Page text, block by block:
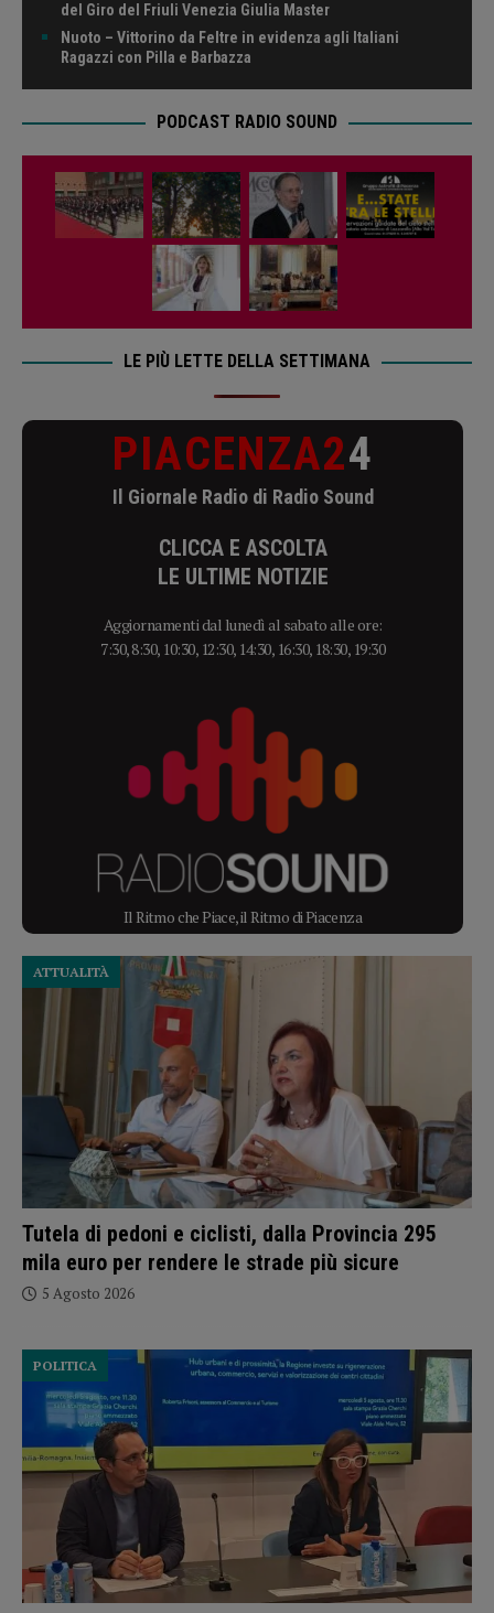
del Giro del Friuli Venezia Giulia Master
Nuoto – Vittorino da Feltre in evidenza agli Italiani
Ragazzi con Pilla e Barbazza
PODCAST RADIO SOUND
LE PIÙ LETTE DELLA SETTIMANA
PIACENZA24
Il Giornale Radio di Radio Sound
CLICCA E ASCOLTA
LE ULTIME NOTIZIE
Aggiornamenti dal lunedì al sabato alle ore:
7:30, 8:30, 10:30, 12:30, 14:30, 16:30, 18:30, 19:30
Il Ritmo che Piace, il Ritmo di Piacenza
Tutela di pedoni e ciclisti, dalla Provincia 295
mila euro per rendere le strade più sicure
ATTUALITÀ
5 Agosto 2026
POLITICA